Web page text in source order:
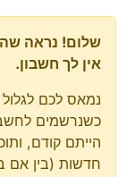
שלום! נראה
אין לך חשבון.
נמאס לכם
כשנרשמים
הייתם קודם,
חדשות (בין אם